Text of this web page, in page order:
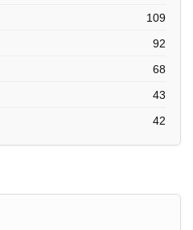
109
92
68
43
42